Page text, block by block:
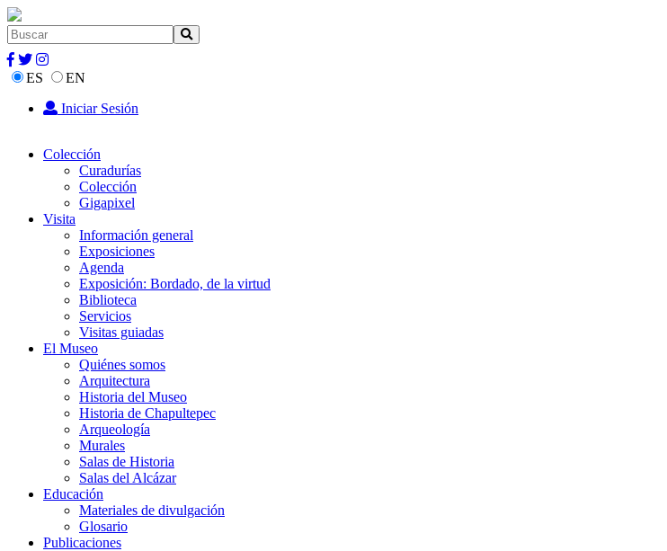
ES
EN
Iniciar Sesión
Colección
Curadurías
Colección
Gigapixel
Visita
Información general
Exposiciones
Agenda
Exposición: Bordado, de la virtud
Biblioteca
Servicios
Visitas guiadas
El Museo
Quiénes somos
Arquitectura
Historia del Museo
Historia de Chapultepec
Arqueología
Murales
Salas de Historia
Salas del Alcázar
Educación
Materiales de divulgación
Glosario
Publicaciones